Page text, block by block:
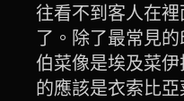
往看不到客人在
了。除了最常見
伯菜像是埃及菜伊
的應該是衣索比